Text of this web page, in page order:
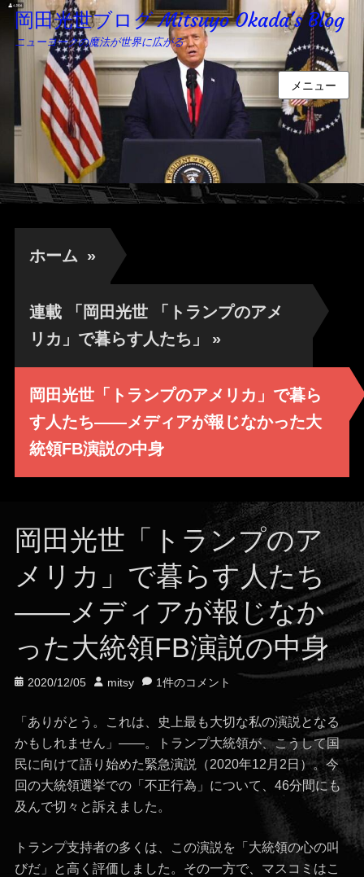
岡田光世ブログ Mitsuyo Okada's Blog
ニューヨークの魔法が世界に広がる
メニュー
ホーム »
連載 「岡田光世 「トランプのアメ
リカ」で暮らす人たち」
»
岡田光世「トランプのアメリカ」で暮ら
す人たち——メディアが報じなかった大
統領FB演説の中身
岡田光世「トランプのア
メリカ」で暮らす人たち
——メディアが報じなか
った大統領FB演説の中身
投
日
2020/12/05
投 mitsy 1件のコメント
「ありがとう。これは、史上最も大切な私の演説となる
かもしれません」――。トランプ大統領が、こうして国
民に向けて語り始めた緊急演説（2020年12月2日）。今
回の大統領選挙での「不正行為」について、46分間にも
及んで切々と訴えました。
トランプ支持者の多くは、この演説を「大統領の心の叫
びだ」と高く評価しました。その一方で、マスコミはこ